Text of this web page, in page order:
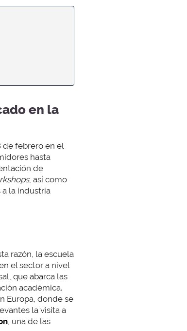
en la
de febrero en el
hasta
de
, así como
la industria
razón, la escuela
el sector a nivel
que abarca las
académica.
Europa, donde se
la visita a
, una de las